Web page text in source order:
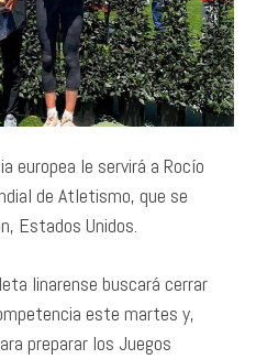
europea le servirá a Rocío
de Atletismo, que se
Estados Unidos.
linarense buscará cerrar
este martes y,
preparar los Juegos